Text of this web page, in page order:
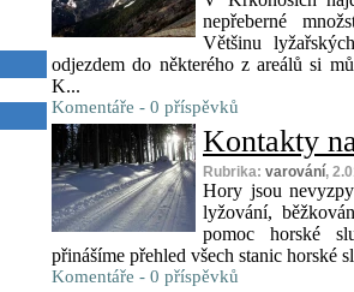
nepřeberné
Většinu
odjezdem do některého z areálů si
K...
Komentáře - 0 příspěvků
Kontakty
Rubrika: varování,
Hory jsou
lyžování,
pomoc horské
přinášíme přehled všech stanic horské
Komentáře - 0 příspěvků